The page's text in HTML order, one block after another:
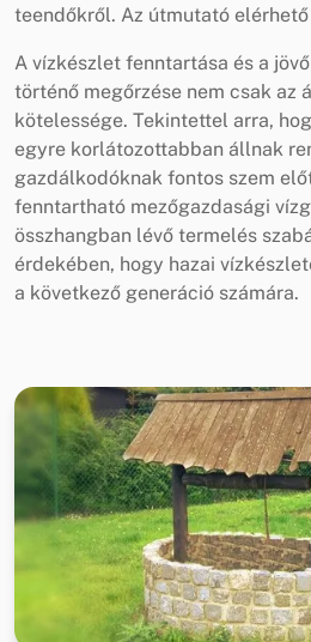
teendőkről. Az útmutató
A vízkészlet fenntartása és a
történő megőrzése nem csak az
kötelessége. Tekintettel arra,
egyre korlátozottabban állnak
gazdálkodóknak fontos szem
fenntartható mezőgazdasági
összhangban lévő termelés
érdekében, hogy hazai
a következő generáció számára.